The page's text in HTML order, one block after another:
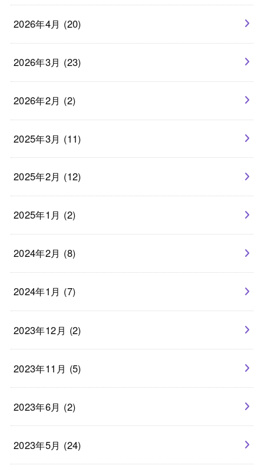
2026年4月 (20)
2026年3月 (23)
2026年2月 (2)
2025年3月 (11)
2025年2月 (12)
2025年1月 (2)
2024年2月 (8)
2024年1月 (7)
2023年12月 (2)
2023年11月 (5)
2023年6月 (2)
2023年5月 (24)